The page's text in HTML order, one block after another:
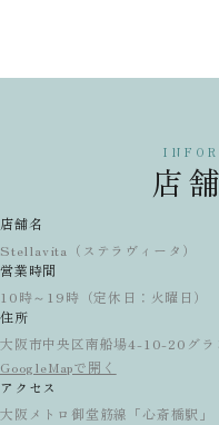
店
店舗名
Stellavita（ステラヴィータ）
営業時間
10時～19時（定休日：火曜日）
住所
大阪市中央区南船場4-10-20グラ
GoogleMapで開く
アクセス
大阪メトロ御堂筋線「心斎橋駅」